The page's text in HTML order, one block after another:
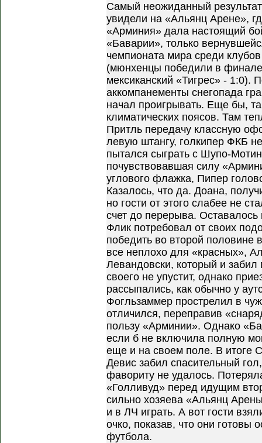
Самый неожиданный
увидели на «Альянц Арене»,
«Арминия» дала настоящий
«Баварии», только
чемпионата мира среди клубов
(мюнхенцы победили в финале
мексиканский «Тигрес» - 1:0).
аккомпанементы снегопада
начал проигрывать. Еще бы,
климатических поясов. Там
Притль передачу классную
левую штангу, голкипер ФКБ
пытался сыграть с Шупо-
почувствовавшая силу
углового флажка, Пипер
Казалось, что да. Доана,
но гости от этого слабее не
счет до перерыва. Оставалось
Флик потребовал от своих
победить во второй половине
все неплохо для «красных»,
Левандовски, который и забил
своего не упустит, однако
рассыпались, как обычно у
Фогльзаммер прострелил в
отличился, переправив
пользу «Арминии». Однако
если б не включила полную
еще и на своем поле. В итоге
Девис забил спасительный
фавориту не удалось.
«Голливуд» перед идущим
сильно хозяева «Альянц
и в ЛЧ играть. А вот гости
очко, показав, что они готовы
футбола.